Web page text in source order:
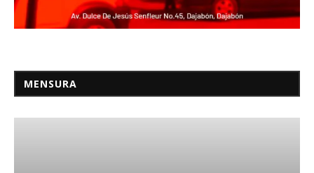
MENSURA